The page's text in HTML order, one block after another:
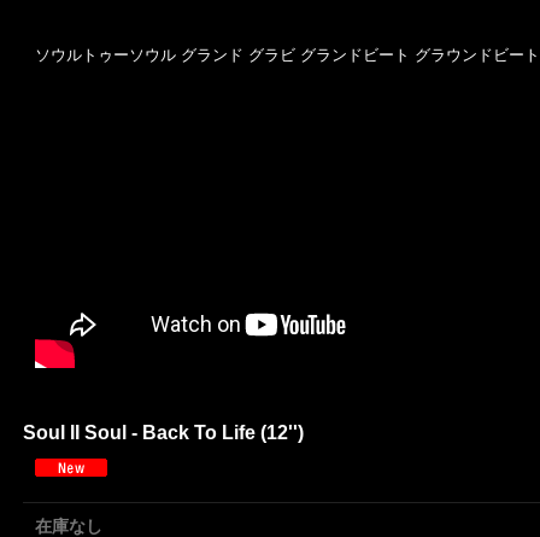
ソウルトゥーソウル グランド グラビ グランドビート グラウンドビート
Soul II Soul - Back To Life (12'')
在庫なし